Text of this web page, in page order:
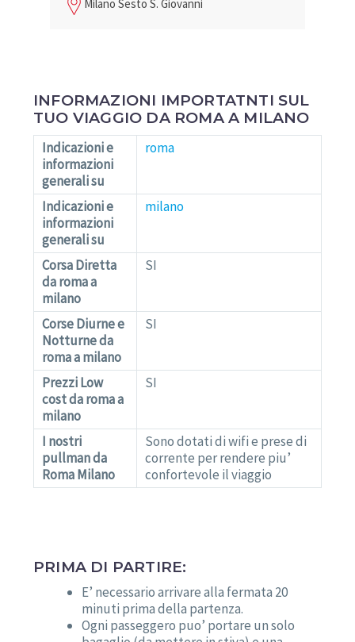
Milano Sesto S. Giovanni
INFORMAZIONI IMPORTATNTI SUL
TUO VIAGGIO DA ROMA A MILANO
Indicazioni e
informazioni
generali su
roma
Indicazioni e
informazioni
generali su
milano
Corsa Diretta
da roma a
milano
SI
Corse Diurne e
Notturne da
roma a milano
SI
Prezzi Low
cost da roma a
milano
SI
I nostri
pullman da
Roma Milano
Sono dotati di wifi e prese di
corrente per rendere piu’
confortevole il viaggio
PRIMA DI PARTIRE:
E’ necessario arrivare alla fermata 20
minuti prima della partenza.
Ogni passeggero puo’ portare un solo